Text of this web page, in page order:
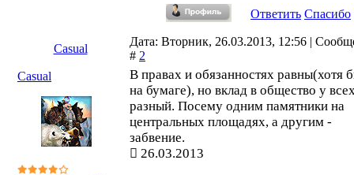
Ответить Спасибо
Casual
Дата: Вторник, 26.03.2013, 12:56 |
# 2
Casual
В правах и обязанностях равны(хотя
на бумаге), но вклад в общество у
разный. Посему одним памятники на
центральных площадях, а другим -
забвение.
26.03.2013